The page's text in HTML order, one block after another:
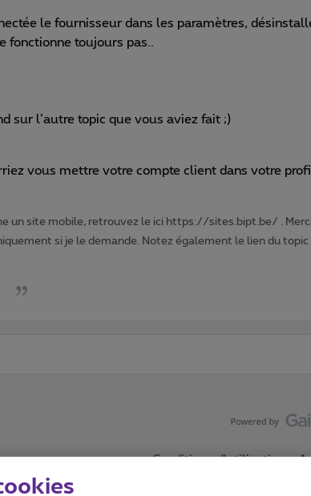
le fournisseur dans les paramètres,
fonctionne toujours pas..
sur l’autre topic que vous aviez fait ;)
vous mettre votre compte client dans votre
un site mobile, retrouvez le ici https://sites.bipt.be/ .
si je le demande. Notez également le lien du
Conditions d'utilisation